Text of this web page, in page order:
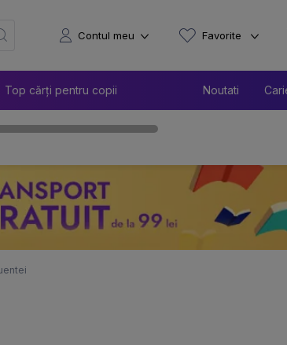
Top cărți pentru copii Noutati
Contul meu Favorite